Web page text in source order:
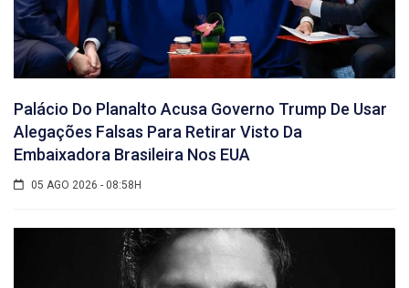
Palácio Do Planalto Acusa Governo Trump De Usar
Alegações Falsas Para Retirar Visto Da
Embaixadora Brasileira Nos EUA
05 AGO 2026 - 08:58H